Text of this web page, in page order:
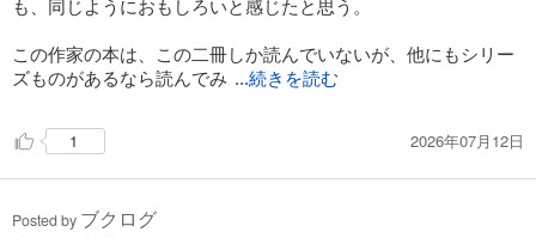
も、同じようにおもしろいと感じたと思う。
この作家の本は、この二冊しか読んでいないが、他にもシリー
ズものがあるなら読んでみ ...続きを読む
1 2026年07月12日
Posted by ブクログ